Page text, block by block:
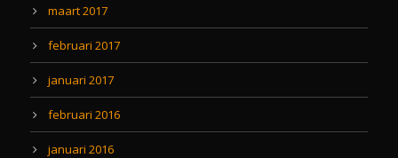
maart 2017
februari 2017
januari 2017
februari 2016
januari 2016